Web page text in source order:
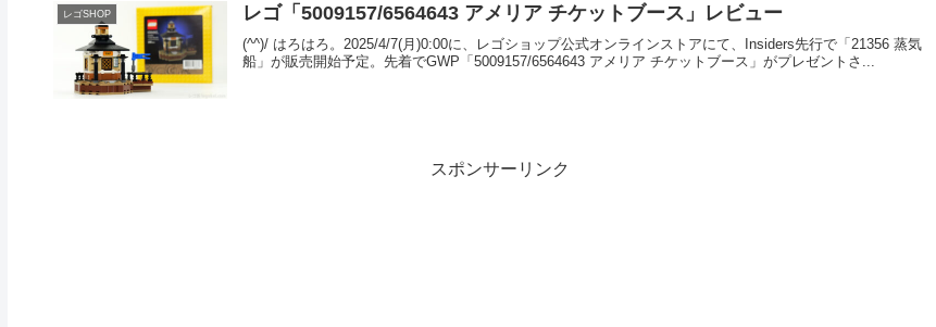
レゴSHOP レゴ「5009157/6564643 アメリア チケットブース」レビュー
(^^)/ はろはろ。2025/4/7(月)0:00に、レゴショップ公式オンラインストアにて、Insiders先行で「21356 蒸気
船」が販売開始予定。先着でGWP「5009157/6564643 アメリア チケットブース」がプレゼントさ...
スポンサーリンク